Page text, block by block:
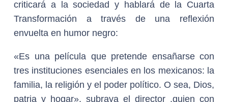
criticará a la sociedad y hablará de la Cuarta
Transformación a través de una reflexión
envuelta en humor negro:
«Es una película que pretende ensañarse con
tres instituciones esenciales en los mexicanos: la
familia, la religión y el poder político. O sea, Dios,
patria y hogar», subraya el director ,quien con